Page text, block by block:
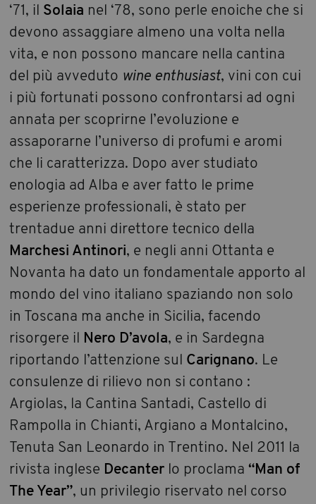
‘71, il Solaia nel ‘78, sono perle enoiche che si
devono assaggiare almeno una volta nella
vita, e non possono mancare nella cantina
del più avveduto wine enthusiast, vini con cui
i più fortunati possono confrontarsi ad ogni
annata per scoprirne l’evoluzione e
assaporarne l’universo di profumi e aromi
che li caratterizza. Dopo aver studiato
enologia ad Alba e aver fatto le prime
esperienze professionali, è stato per
trentadue anni direttore tecnico della
Marchesi Antinori, e negli anni Ottanta e
Novanta ha dato un fondamentale apporto al
mondo del vino italiano spaziando non solo
in Toscana ma anche in Sicilia, facendo
risorgere il
Nero D’avola, e in Sardegna
riportando l’attenzione sul Carignano. Le
consulenze di rilievo non si contano :
Argiolas, la Cantina Santadi, Castello di
Rampolla in Chianti, Argiano a Montalcino,
Tenuta San Leonardo in Trentino. Nel 2011 la
rivista inglese Decanter lo proclama“Man of
The Year”, un privilegio riservato nel corso